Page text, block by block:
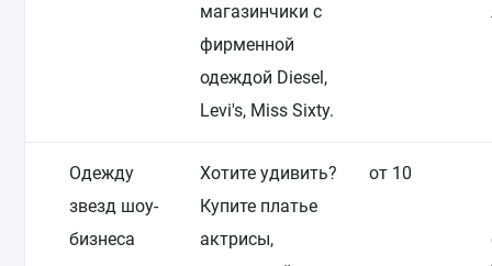
магазинчики с
фирменной
одеждой Diesel,
Levi's, Miss Sixty.
Одежду
звезд шоу-
бизнеса
Хотите удивить?
Купите платье
актрисы,
от 10